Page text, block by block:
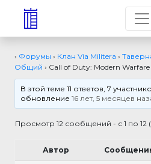
› Форумы › Клан Via Militera ›
Общий › Call of Duty: Modern Warfare
В этой теме 11 ответов, 7
обновление16 лет, 5 месяцев
Просмотр 12 сообщений - с 1 по 12
Автор